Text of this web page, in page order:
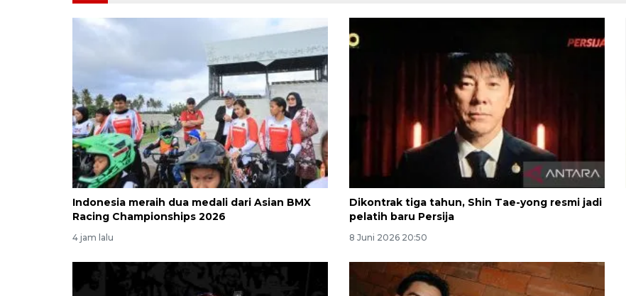
Indonesia meraih dua medali dari Asian BMX
Racing Championships 2026
4 jam lalu
Dikontrak tiga tahun, Shin Tae-yong resmi jadi
pelatih baru Persija
8 Juni 2026 20:50